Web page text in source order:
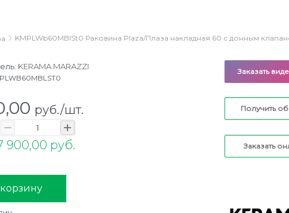
KMPLWb60MBlSt0 Раковина Plaza/Плаза накладная 60 с донным
KERAMA MARAZZI
руб./шт.
900,00 руб.
Заказать
Получить
Заказать